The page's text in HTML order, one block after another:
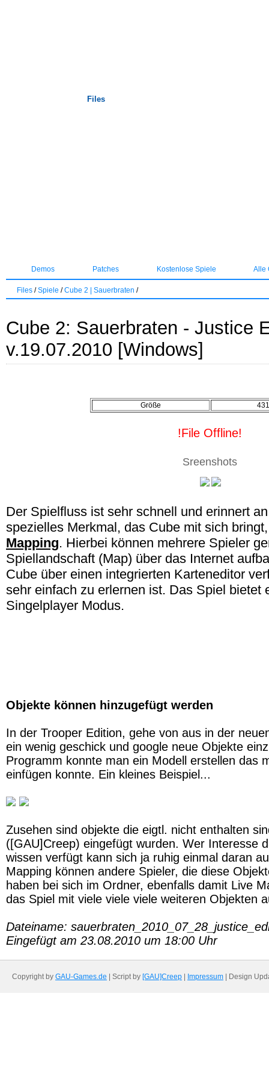
Files
Demos Patches Kostenlose Spiele Alle
Files /Spiele /Cube 2 | Sauerbraten /
Cube 2: Sauerbraten - Justice
v.19.07.2010 [Windows]
Größe
!File Offline!
Sreenshots
Der Spielfluss ist sehr schnell und erinnert
spezielles Merkmal, das Cube mit sich
Mapping. Hierbei können mehrere Spieler
Spiellandschaft (Map) über das Internet
Cube über einen integrierten Karteneditor
sehr einfach zu erlernen ist. Das Spiel bietet
Singelplayer Modus.
Objekte können hinzugefügt werden
In der Trooper Edition, gehe von aus in der
ein wenig geschick und google neue Objekte
Programm konnte man ein Modell erstellen das
einfügen konnte. Ein kleines Beispiel...
Zusehen sind objekte die eigtl. nicht enthalten
([GAU]Creep) eingefügt wurden. Wer Interesse
wissen verfügt kann sich ja ruhig einmal daran
Mapping können andere Spieler, die diese
haben bei sich im Ordner, ebenfalls damit Live
das Spiel mit viele viele viele weiteren Objekten
Dateiname:
Eingefügt am 23.08.2010 um 18:00 Uhr
Copyright by GAU-Games.de | Script by [GAU]Creep Impressum | Design